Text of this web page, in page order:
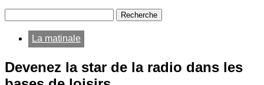
La matinale
Devenez la star de la radio dans les